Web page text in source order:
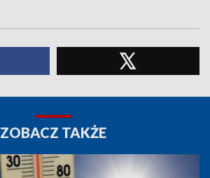
ZOBACZ TAKŻE